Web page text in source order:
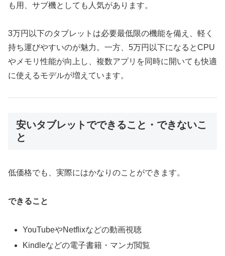
も用、サブ機としても人気があります。
3万円以下のタブレットは必要最低限の機能を備え、軽く
持ち運びやすいのが魅力。一方、5万円以下になるとCPU
やメモリ性能が向上し、複数アプリを同時に開いても快適
に使えるモデルが増えています。
安いタブレットでできること・できないこ
と
低価格でも、実際にはかなりのことができます。
できること
YouTubeやNetflixなどの動画視聴
Kindleなどの電子書籍・マンガ閲覧